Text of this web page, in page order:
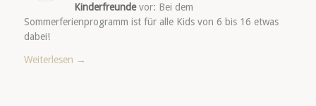
Kinderfreundevor: Bei dem
Sommerferienprogramm ist für alle Kids von 6 bis 16 etwas
dabei!
Weiterlesen →